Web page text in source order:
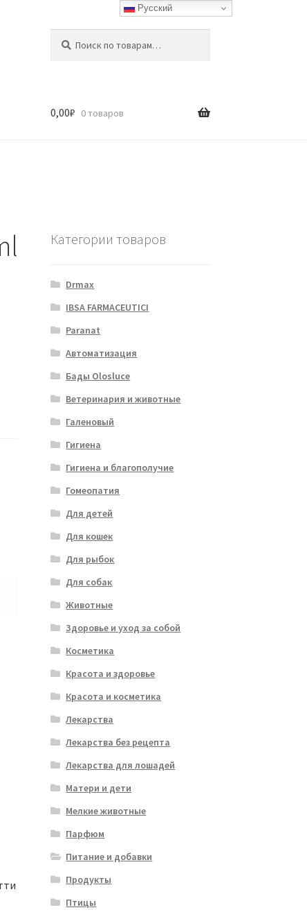
0,00₽ 0 товаров
Категории товаров
Drmax
IBSA FARMACEUTICI
Paranat
Автоматизация
Бады Olosluce
Ветеринария и животные
Галеновый
Гигиена
Гигиена и благополучие
Гомеопатия
Для детей
Для кошек
Для рыбок
Для собак
Животные
Здоровье и уход за собой
Косметика
Красота и здоровье
Красота и косметика
Лекарства
Лекарства без рецепта
Лекарства для лошадей
Матери и дети
Мелкие животные
Парфюм
Питание и добавки
Продукты
Птицы
Русский